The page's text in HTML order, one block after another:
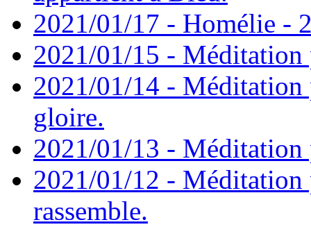
2021/01/17 - Homélie -
2021/01/15 - Méditation
2021/01/14 - Méditation
gloire.
2021/01/13 - Méditation
2021/01/12 - Méditation
rassemble.